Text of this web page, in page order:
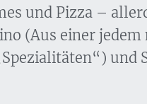
und Pizza –
(Aus einer jedem
und